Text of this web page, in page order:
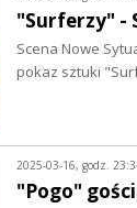
"Surferzy" -
Scena Nowe
pokaz sztuki
2025-03-16, godz.
"Pogo"